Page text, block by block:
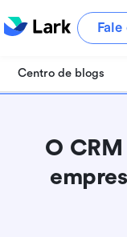
Centro de blogs
O